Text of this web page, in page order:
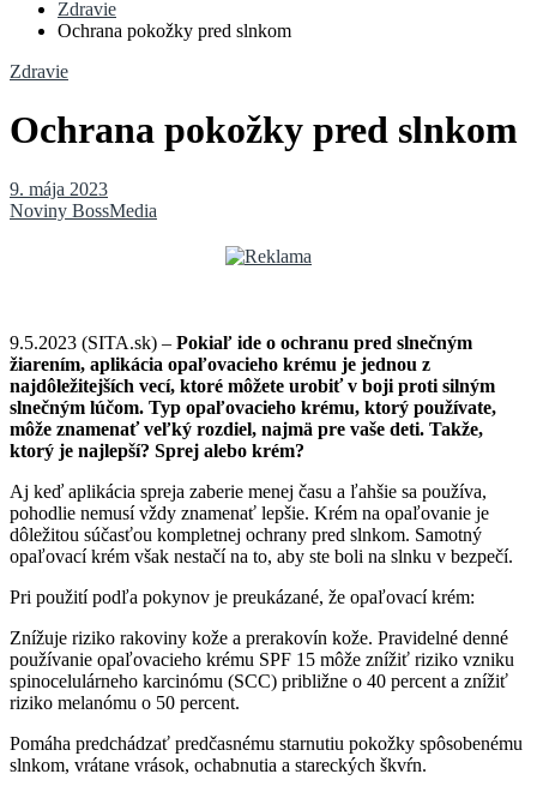
Zdravie
Ochrana pokožky pred slnkom
Zdravie
Ochrana pokožky pred slnkom
9. mája 2023
Noviny BossMedia
9.5.2023 (SITA.sk) – Pokiaľ ide o ochranu pred slnečným
žiarením, aplikácia opaľovacieho krému je jednou z
najdôležitejších vecí, ktoré môžete urobiť v boji proti silným
slnečným lúčom. Typ opaľovacieho krému, ktorý používate,
môže znamenať veľký rozdiel, najmä pre vaše deti. Takže,
ktorý je najlepší? Sprej alebo krém?
Aj keď aplikácia spreja zaberie menej času a ľahšie sa používa,
pohodlie nemusí vždy znamenať lepšie. Krém na opaľovanie je
dôležitou súčasťou kompletnej ochrany pred slnkom. Samotný
opaľovací krém však nestačí na to, aby ste boli na slnku v bezpečí.
Pri použití podľa pokynov je preukázané, že opaľovací krém:
Znížuje riziko rakoviny kože a prerakovín kože. Pravidelné denné
používanie opaľovacieho krému SPF 15 môže znížiť riziko vzniku
spinocelulárneho karcinómu (SCC) približne o 40 percent a znížiť
riziko melanómu o 50 percent.
Pomáha predchádzať predčasnému starnutiu pokožky spôsobenému
slnkom, vrátane vrások, ochabnutia a stareckých škvŕn.